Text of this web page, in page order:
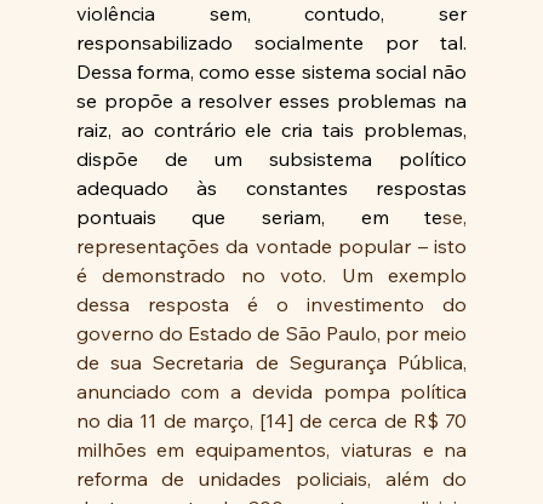
violência sem, contudo, ser
responsabilizado socialmente por tal.
Dessa forma, como esse sistema social não
se propõe a resolver esses problemas na
raiz, ao contrário ele cria tais problemas,
dispõe de um subsistema político
adequado às constantes respostas
pontuais que seriam, em tese,
representações da vontade popular – isto
é demonstrado no voto. Um exemplo
dessa resposta é o investimento do
governo do Estado de São Paulo, por meio
de sua Secretaria de Segurança Pública,
anunciado com a devida pompa política
no dia 11 de março, [14] de cerca de R$ 70
milhões em equipamentos, viaturas e na
reforma de unidades policiais, além do